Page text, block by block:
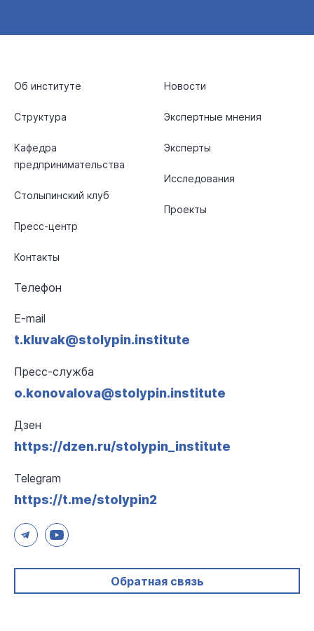
Об институте
Структура
Кафедра
предпринимательства
Столыпинский клуб
Пресс-центр
Контакты
Новости
Экспертные мнения
Эксперты
Исследования
Проекты
Телефон
E-mail
t.kluvak@stolypin.institute
Пресс-служба
o.konovalova@stolypin.institute
Дзен
https://dzen.ru/stolypin_institute
Telegram
https://t.me/stolypin2
Обратная связь